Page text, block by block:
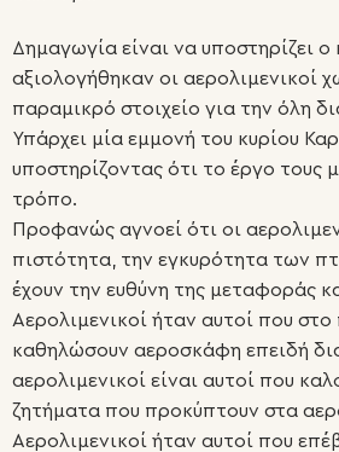
Δημαγωγία είναι να υποστηρίζει ο
αξιολογήθηκαν οι αερολιμενικοί
παραμικρό στοιχείο για την όλη
Υπάρχει μία εμμονή του κυρίου
υποστηρίζοντας ότι το έργο τους
τρόπο.
Προφανώς αγνοεί ότι οι
πιστότητα, την εγκυρότητα των
έχουν την ευθύνη της μεταφοράς
Αερολιμενικοί ήταν αυτοί που
καθηλώσουν αεροσκάφη επειδή
αερολιμενικοί είναι αυτοί που
ζητήματα που προκύπτουν στα
Αερολιμενικοί ήταν αυτοί που